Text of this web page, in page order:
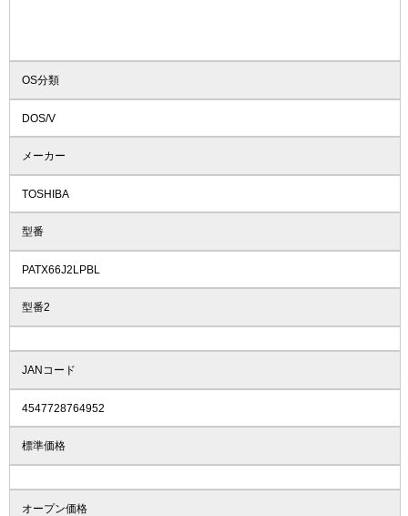
OS分類
DOS/V
メーカー
TOSHIBA
型番
PATX66J2LPBL
型番2
JANコード
4547728764952
標準価格
オープン価格